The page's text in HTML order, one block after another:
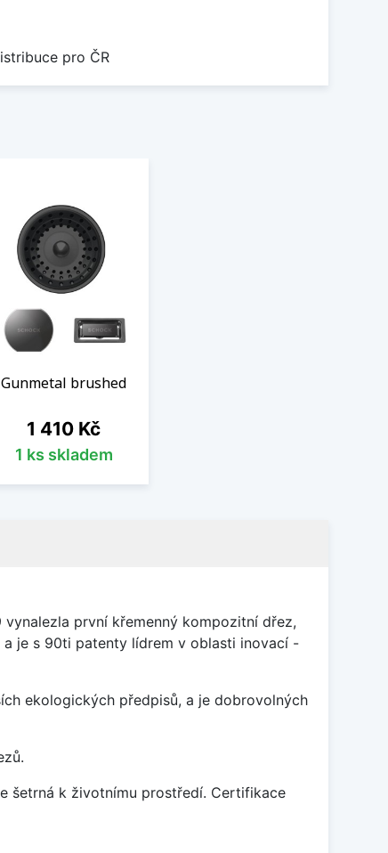
pro ČR
Gunmetal brushed
Cena
1 410 Kč
1 ks skladem
první křemenný kompozitní dřez,
je s 90ti patenty lídrem v oblasti inovací -
ekologických předpisů, a je dobrovolných
šetrná k životnímu prostředí. Certifikace